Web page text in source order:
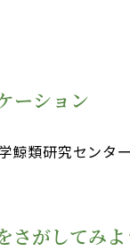
ーション
鯨類研究センタ
さがしてみよ